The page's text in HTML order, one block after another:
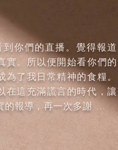
你們的直播。覺得報道
實。所以便開始看你們的
為了我日常精神的食糧。
在這充滿謊言的時代，讓
的報導，再一次多謝 …